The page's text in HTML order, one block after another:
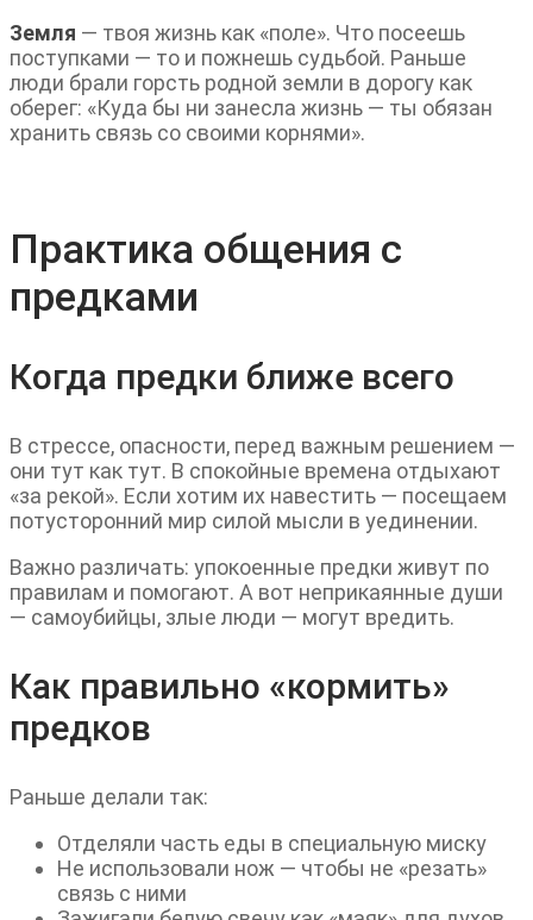
Земля — твоя жизнь как «поле». Что посеешь
поступками — то и пожнешь судьбой. Раньше
люди брали горсть родной земли в дорогу как
оберег: «Куда бы ни занесла жизнь — ты обязан
хранить связь со своими корнями».
Практика общения с
предками
Когда предки ближе всего
В стрессе, опасности, перед важным решением —
они тут как тут. В спокойные времена отдыхают
«за рекой». Если хотим их навестить — посещаем
потусторонний мир силой мысли в уединении.
Важно различать: упокоенные предки живут по
правилам и помогают. А вот неприкаянные души
— самоубийцы, злые люди — могут вредить.
Как правильно «кормить»
предков
Раньше делали так:
Отделяли часть еды в специальную миску
Не использовали нож — чтобы не «резать»
связь с ними